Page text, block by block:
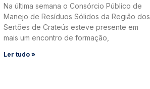
Na última semana o Consórcio Público de
Manejo de Resíduos Sólidos da Região dos
Sertões de Crateús esteve presente em
mais um encontro de formação,
Ler tudo »